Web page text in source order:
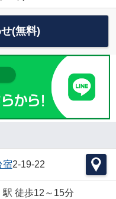
(無料)
宿2-19-22
駅 徒歩12～15分